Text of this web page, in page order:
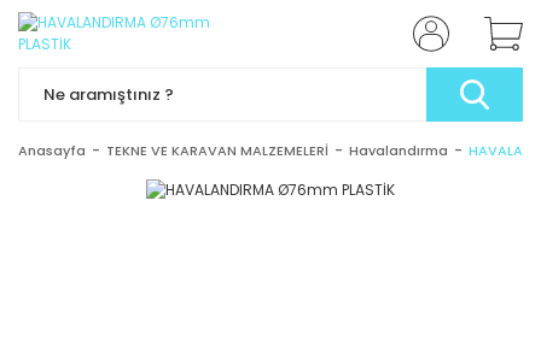
Anasayfa TEKNE VE KARAVAN MALZEMELERİ Havalandırma